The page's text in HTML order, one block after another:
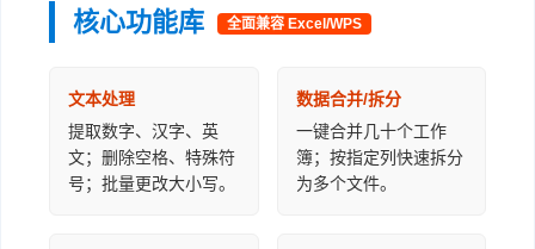
核心功能库 全面兼容 Excel/WPS
文本处理
提取数字、汉字、英
文；删除空格、特殊符
号；批量更改大小写。
数据合并/拆分
一键合并几十个工作
簿；按指定列快速拆分
为多个文件。